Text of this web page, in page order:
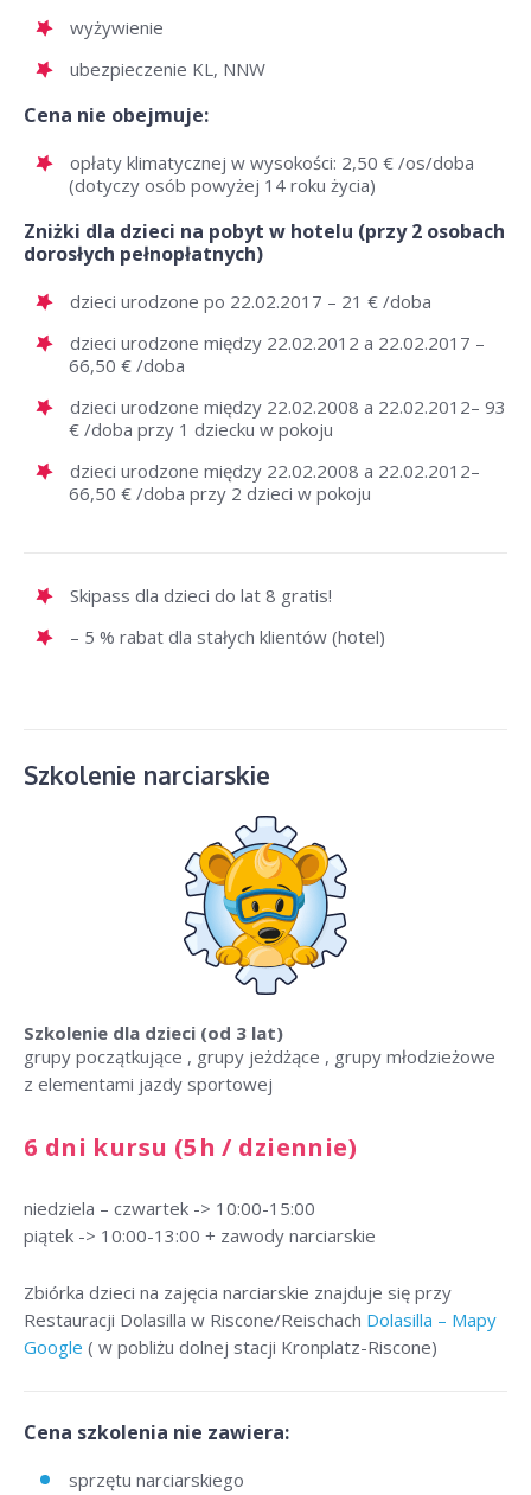
wyżywienie
ubezpieczenie KL, NNW
Cena nie obejmuje:
opłaty klimatycznej w wysokości: 2,50 € /os/doba
(dotyczy osób powyżej 14 roku życia)
Zniżki dla dzieci na pobyt w hotelu (przy 2 osobach
dorosłych pełnopłatnych)
dzieci urodzone po 22.02.2017 – 21 € /doba
dzieci urodzone między 22.02.2012 a 22.02.2017 –
66,50 € /doba
dzieci urodzone między 22.02.2008 a 22.02.2012– 93
€ /doba przy 1 dziecku w pokoju
dzieci urodzone między 22.02.2008 a 22.02.2012–
66,50 € /doba przy 2 dzieci w pokoju
Skipass dla dzieci do lat 8 gratis!
– 5 % rabat dla stałych klientów (hotel)
Szkolenie narciarskie
Szkolenie dla dzieci (od 3 lat)
grupy początkujące , grupy jeżdżące , grupy młodzieżowe
z elementami jazdy sportowej
6 dni kursu (5h / dziennie)
niedziela – czwartek -> 10:00-15:00
piątek -> 10:00-13:00 + zawody narciarskie
Zbiórka dzieci na zajęcia narciarskie znajduje się przy
Restauracji Dolasilla w Riscone/Reischach Dolasilla – Mapy
Google ( w pobliżu dolnej stacji Kronplatz-Riscone)
Cena szkolenia nie zawiera:
sprzętu narciarskiego